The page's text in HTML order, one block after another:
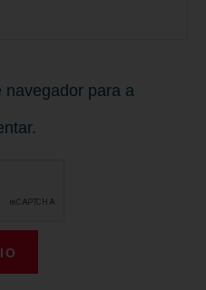
navegador para a